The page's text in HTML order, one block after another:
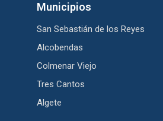
Municipios
San Sebastián de los Reyes
Alcobendas
Colmenar Viejo
Tres Cantos
Algete